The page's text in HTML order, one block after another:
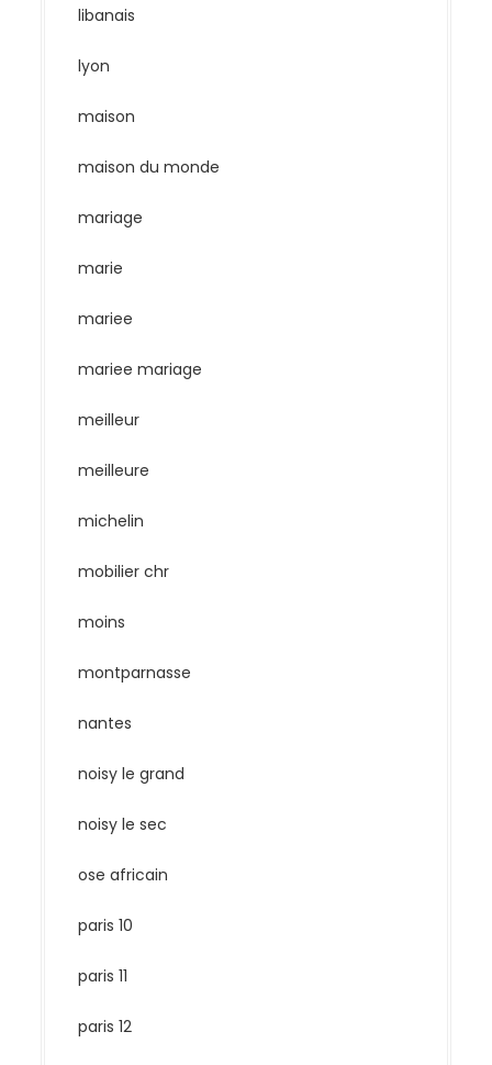
libanais
lyon
maison
maison du monde
mariage
marie
mariee
mariee mariage
meilleur
meilleure
michelin
mobilier chr
moins
montparnasse
nantes
noisy le grand
noisy le sec
ose africain
paris 10
paris 11
paris 12